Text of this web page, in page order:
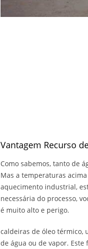
Vantagem Recurso
Como sabemos, tanto de
Mas a temperaturas
aquecimento industrial,
necessária do processo,
é muito alto e perigo.
caldeiras de óleo térmico,
de água ou de vapor.